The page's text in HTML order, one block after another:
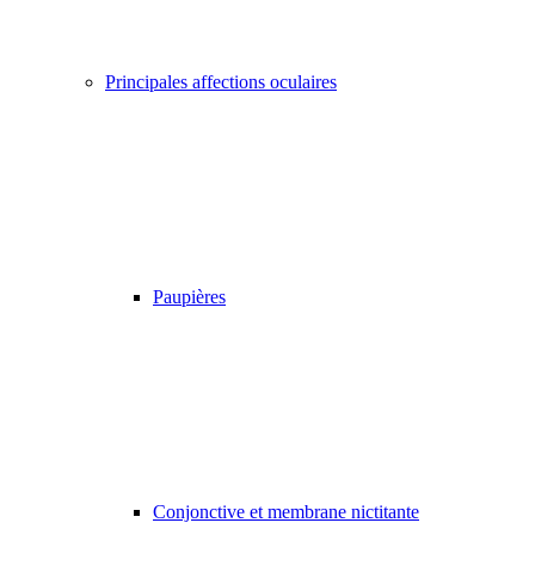
Principales affections oculaires
Paupières
Conjonctive et membrane nictitante